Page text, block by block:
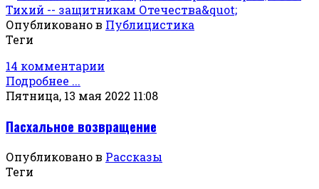
Опубликовано в Публицистика
Теги
14 комментарии
Подробнее ...
Пятница, 13 мая 2022 11:08
Пасхальное возвращение
Опубликовано в Рассказы
Теги